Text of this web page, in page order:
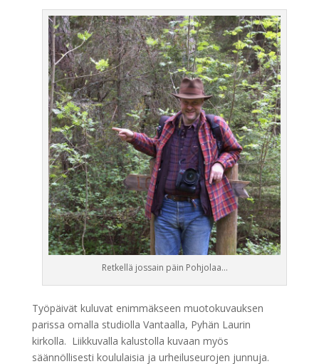
Retkellä jossain päin Pohjolaa…
Työpäivät kuluvat enimmäkseen muotokuvauksen
parissa omalla studiolla Vantaalla, Pyhän Laurin
kirkolla. Liikkuvalla kalustolla kuvaan myös
säännöllisesti koululaisia ja urheiluseurojen junnuja.